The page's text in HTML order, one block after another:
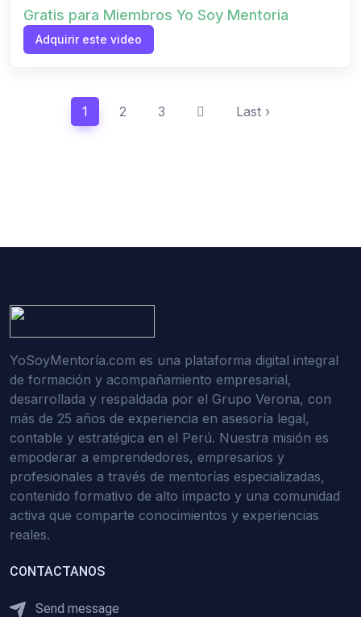
Gratis para Miembros Yo Soy Mentoria
Adquirir este video
1 2 3 Last ›
YoSoyMentoría.com es una plataforma digital integral
de formación y acompañamiento empresarial,
desarrollada y respaldada por el Grupo Verona, con
más de 25 años de experiencia en asesoría legal,
contable y estratégica en el Perú. Nuestra misión es
empoderar a emprendedores, empresarios y
profesionales a través de mentorías especializadas,
contenido formativo de alto impacto y una comunidad
activa que comparte conocimientos y experiencias
reales.
CONTACTANOS
Send message